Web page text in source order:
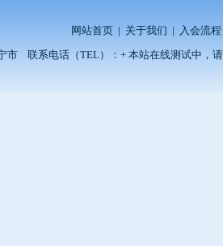
网站首页 | 关于我们 | 入会流程
市 联系电话（TEL）：+ 本站在线测试中，